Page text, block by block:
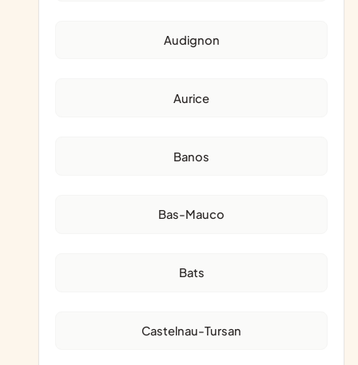
Audignon
Aurice
Banos
Bas-Mauco
Bats
Castelnau-Tursan